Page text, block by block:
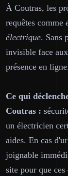
À Coutras, les
requêtes comme
électrique. Sans
invisible face
présence en
Ce qui
Coutras :
un électricien
aides. En cas
joignable
site pour que